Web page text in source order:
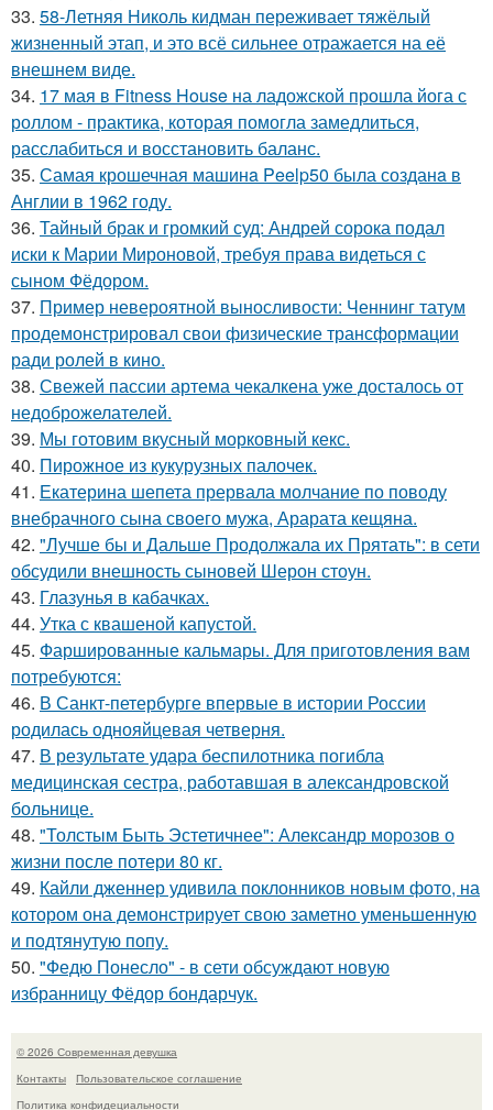
33. 58-Летняя Николь кидман переживает тяжёлый
жизненный этап, и это всё сильнее отражается на её
внешнем виде.
34. 17 мая в Fitness House на ладожской прошла йога с
роллом - практика, которая помогла замедлиться,
расслабиться и восстановить баланс.
35. Самая крошечная машинa Peelp50 была созданa в
Англии в 1962 году.
36. Тайный брак и громкий суд: Андрей сорока подал
иски к Марии Мироновой, требуя права видеться с
сыном Фёдором.
37. Пример невероятной выносливости: Ченнинг татум
продемонстрировал свои физические трансформации
ради ролей в кино.
38. Свежей пассии артема чекалкена уже досталось от
недоброжелателей.
39. Мы готовим вкусный морковный кекс.
40. Пирожное из кукурузных палочек.
41. Екатерина шепета прервала молчание по поводу
внебрачного сына своего мужа, Арарата кещяна.
42. "Лучше бы и Дальше Продолжала их Прятать": в сети
обсудили внешность сыновей Шерон стоун.
43. Глазунья в кабачках.
44. Утка с квашеной капустой.
45. Фаршированные кальмары. Для приготовления вам
потребуются:
46. В Санкт-петербурге впервые в истории России
родилась однояйцевая четверня.
47. В результате удара беспилотника погибла
медицинская сестра, работавшая в александровской
больнице.
48. "Толстым Быть Эстетичнее": Александр морозов о
жизни после потери 80 кг.
49. Кайли дженнер удивила поклонников новым фото, на
котором она демонстрирует свою заметно уменьшенную
и подтянутую попу.
50. "Федю Понесло" - в сети обсуждают новую
избранницу Фёдор бондарчук.
© 2026 Современная девушка
Контакты
Пользовательское соглашение
Политика конфидециальности